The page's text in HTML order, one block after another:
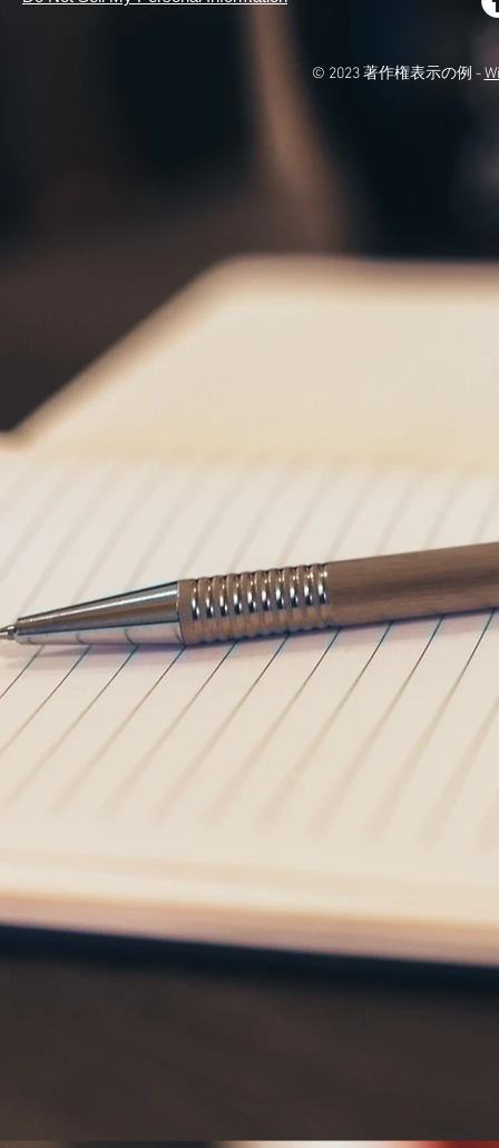
© 2023 著作権表示の例 -